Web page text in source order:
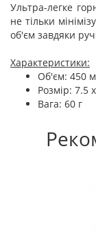
Ультра-легке
не тільки
об'єм завдяки
Характеристики:
Об'єм: 450
Розмір: 7.5
Вага: 60 г